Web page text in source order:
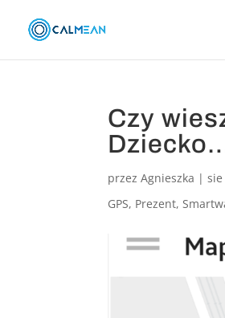
Czy
przezAgnieszka |
GPS, Prezent,